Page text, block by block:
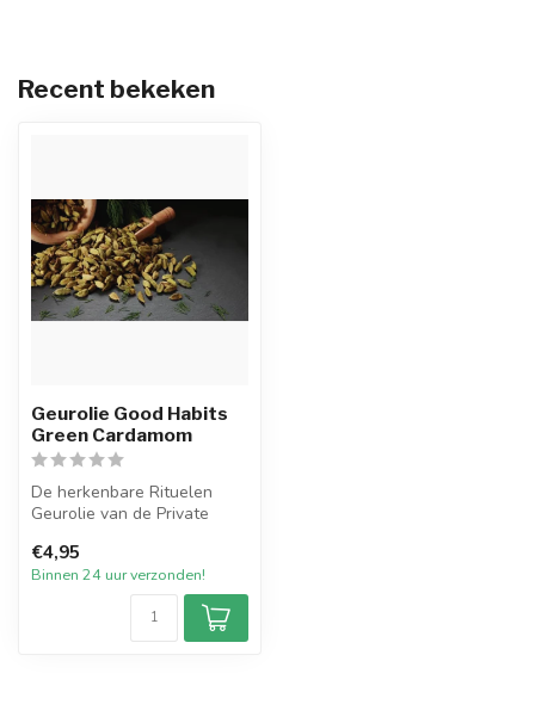
Recent bekeken
Geurolie Good Habits
Green Cardamom
De herkenbare Rituelen
Geurolie van de Private
Deze...
€4,95
Binnen 24 uur verzonden!